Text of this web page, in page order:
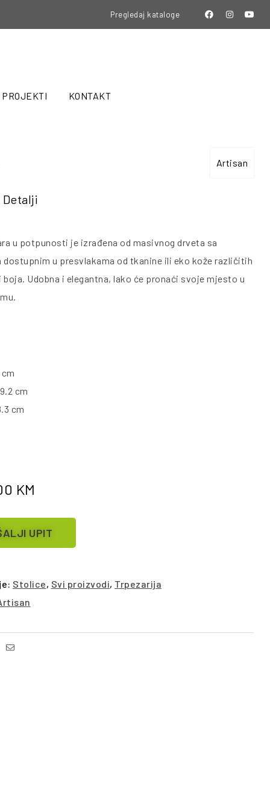
Pregledaj kataloge
PROJEKTI KONTAKT
Artisan
Detalji
u potpunosti je izrađena od masivnog drveta sa
dostupnim u presvlakama od tkanine ili eko kože različitih
Udobna i elegantna, lako će pronaći svoje mjesto u
cm
cm
KM
UPIT
Stolice, Svi proizvodi, Trpezarija
Facebook
Email